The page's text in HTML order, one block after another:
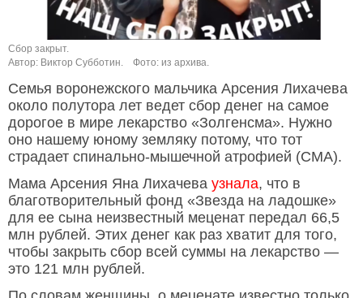
Сбор закрыт.
Автор: Виктор Субботин.
Фото: из архива.
Семья воронежского мальчика Арсения Лихачева
около полутора лет ведет сбор денег на самое
дорогое в мире лекарство «Золгенсма». Нужно
оно нашему юному земляку потому, что тот
страдает спинально-мышечной атрофией (СМА).
Мама Арсения Яна Лихачева узнала, что в
благотворительный фонд «Звезда на ладошке»
для ее сына неизвестный меценат передал 66,5
млн рублей. Этих денег как раз хватит для того,
чтобы закрыть сбор всей суммы на лекарство —
это 121 млн рублей.